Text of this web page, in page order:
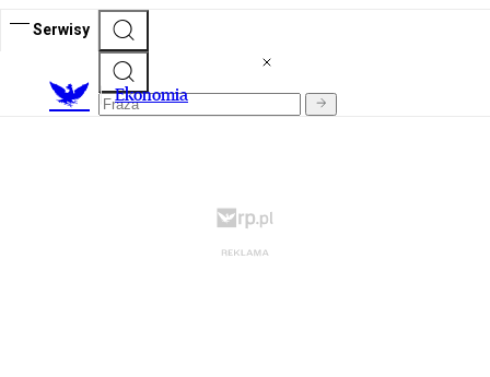
Serwisy
Ekonomia